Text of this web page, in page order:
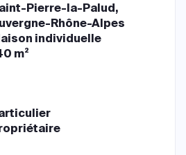
Pierre-la-Palud,
Rhône-Alpes
individuelle
m²